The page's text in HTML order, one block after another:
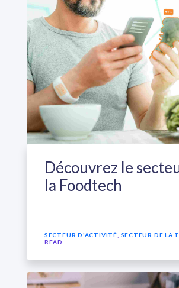
Découvrez le
la Foodtech
SECTEUR D'ACTIVITÉ SECTEUR DE LA
READ